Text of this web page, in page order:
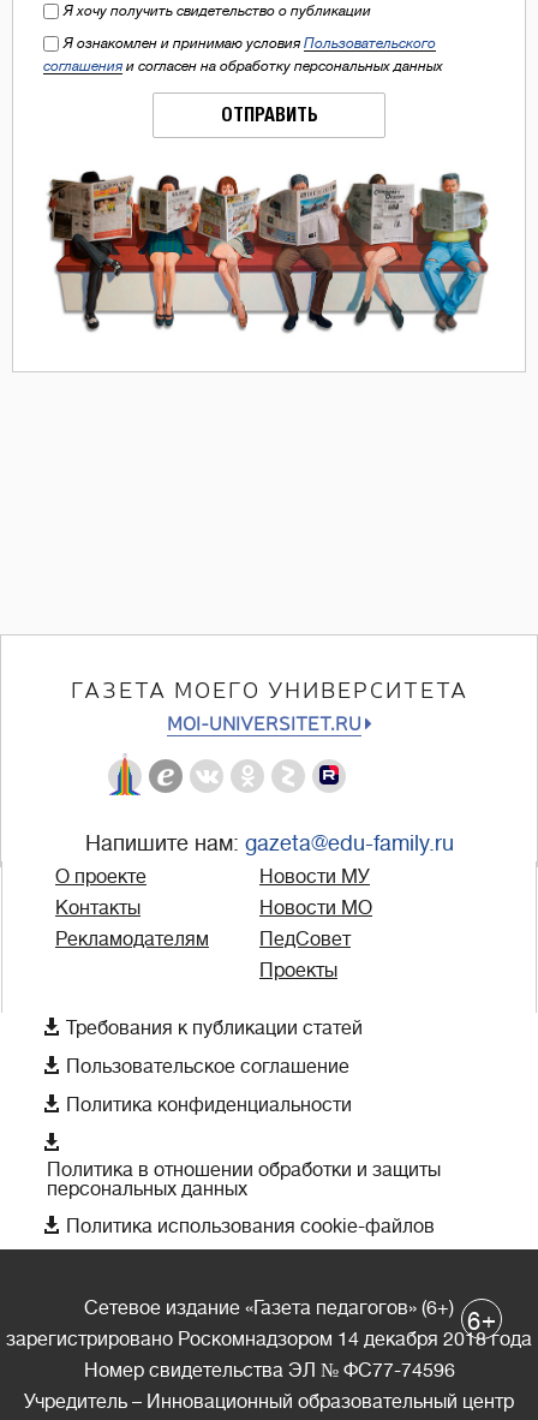
Я хочу получить свидетельство о публикации
Я ознакомлен и принимаю условия Пользовательского
соглашения и согласен на обработку персональных данных
ОТПРАВИТЬ
ГАЗЕТА МОЕГО УНИВЕРСИТЕТА
MOI-UNIVERSITET.RU
Напишите нам: gazeta@edu-family.ru
О проекте
Контакты
Рекламодателям
Новости МУ
Новости МО
ПедСовет
Проекты
 Требования к публикации статей
 Пользовательское соглашение
 Политика конфиденциальности

Политика в отношении обработки и защиты
персональных данных
 Политика использования cookie-файлов
Сетевое издание «Газета педагогов» (6+)
зарегистрировано Роскомнадзором 14 декабря 2018 года
Номер свидетельства ЭЛ № ФС77-74596
Учредитель – Инновационный образовательный центр
6+